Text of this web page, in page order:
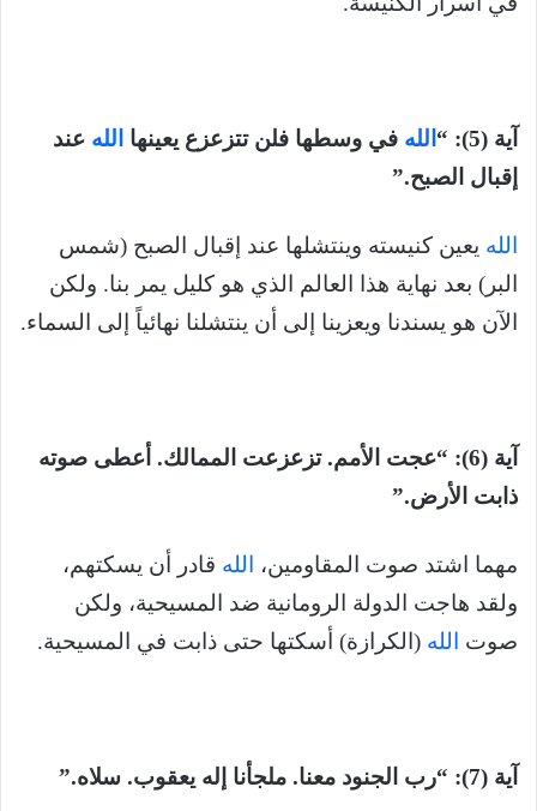
آية (5): “ الله في وسطها فلن تتزعزع يعينها الله عند
إقبال الصبح.”
الله يعين كنيسته وينتشلها عند إقبال الصبح (شمس
البر) بعد نهاية هذا العالم الذي هو كليل يمر بنا. ولكن
الآن هو يسندنا ويعزينا إلى أن ينتشلنا نهائياً إلى السماء.
آية (6): “عجت الأمم. تزعزعت الممالك. أعطى صوته
ذابت الأرض.”
مهما اشتد صوت المقاومين، الله قادر أن يسكتهم،
ولقد هاجت الدولة الرومانية ضد المسيحية، ولكن
صوت
الله (الكرازة) أسكتها حتى ذابت في المسيحية.
آية (7): “رب الجنود معنا. ملجأنا إله يعقوب. سلاه.”